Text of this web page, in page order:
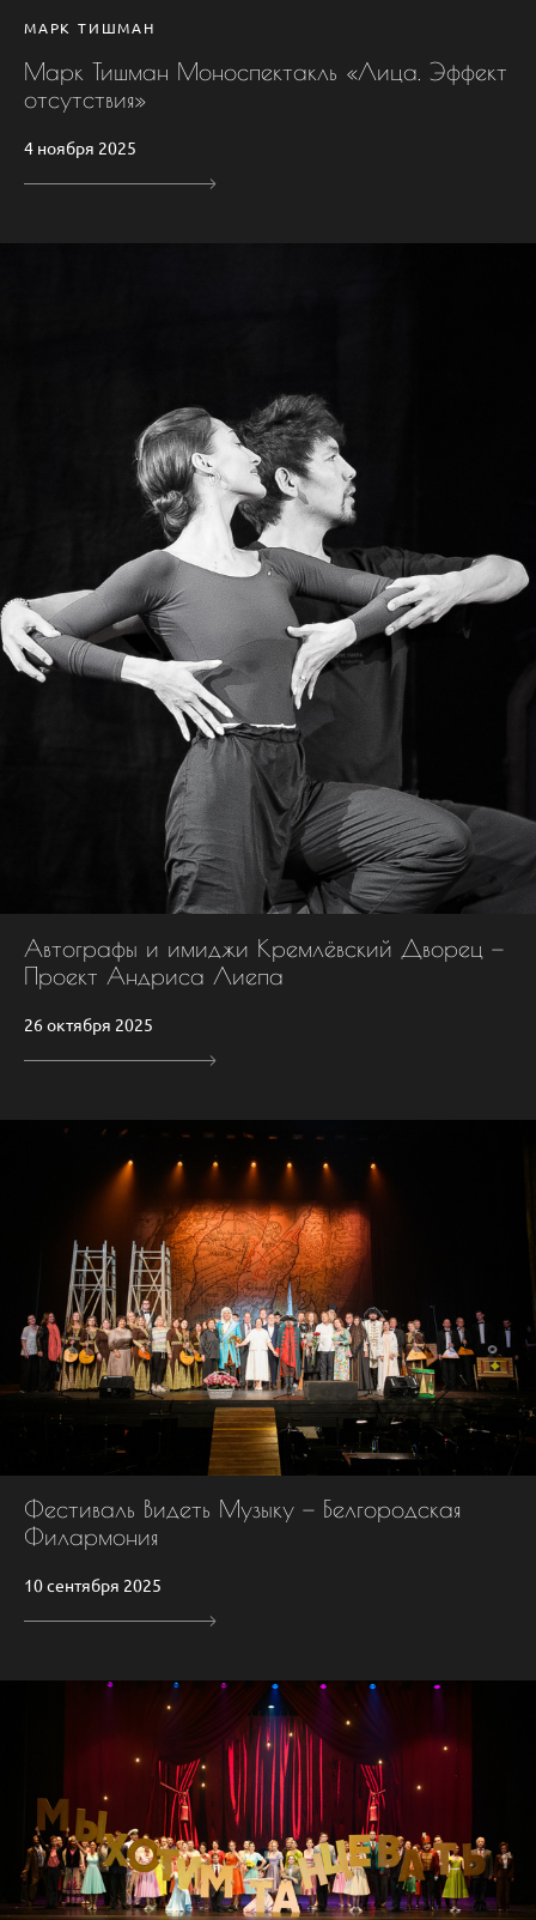
МАРК ТИШМАН
Марк Тишман Моноспектакль «Лица. Эффект
отсутствия»
4 ноября 2025
Автографы и имиджи Кремлёвский Дворец —
Проект Андриса Лиепа
26 октября 2025
Фестиваль Видеть Музыку — Белгородская
Филармония
10 сентября 2025